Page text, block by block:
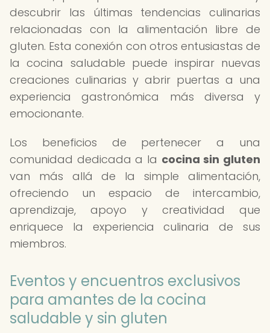
descubrir las últimas tendencias culinarias
relacionadas con la alimentación libre de
gluten. Esta conexión con otros entusiastas de
la cocina saludable puede inspirar nuevas
creaciones culinarias y abrir puertas a una
experiencia gastronómica más diversa y
emocionante.
Los beneficios de pertenecer a una
comunidad dedicada a la cocina sin gluten
van más allá de la simple alimentación,
ofreciendo un espacio de intercambio,
aprendizaje, apoyo y creatividad que
enriquece la experiencia culinaria de sus
miembros.
Eventos y encuentros exclusivos
para amantes de la cocina
saludable y sin gluten